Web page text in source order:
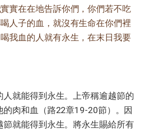
實在在地告訴你們，你們若不吃
人子的血，就沒有生命在你們裡
我血的人就有永生，在末日我要
人就能得到永生。上帝稱逾越節的
的肉和血（路22章19-20節）。因
節就能得到永生。將永生賜給所有